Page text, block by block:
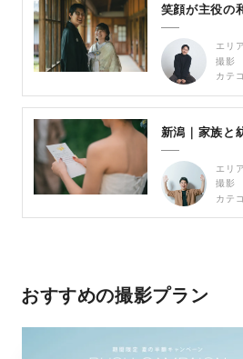
笑顔が主役の
エリア
撮影
カテ
新潟｜家族と
エリア
撮影
カテ
おすすめの撮影プラン